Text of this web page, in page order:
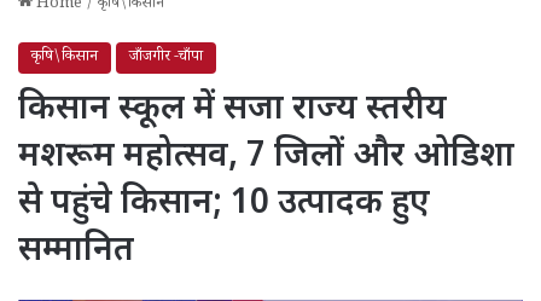
कृषि\किसान जाँजगीर -चाँपा
किसान स्कूल में सजा राज्य स्तरीय
मशरूम महोत्सव, 7 जिलों और ओडिशा
से पहुंचे किसान; 10 उत्पादक हुए
सम्मानित